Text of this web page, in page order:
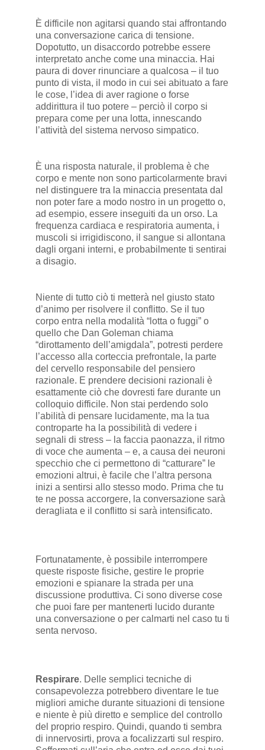
È difficile non agitarsi quando stai affrontando
una conversazione carica di tensione.
Dopotutto, un disaccordo potrebbe essere
interpretato anche come una minaccia. Hai
paura di dover rinunciare a qualcosa – il tuo
punto di vista, il modo in cui sei abituato a fare
le cose, l’idea di aver ragione o forse
addirittura il tuo potere – perciò il corpo si
prepara come per una lotta, innescando
l’attività del sistema nervoso simpatico.
È una risposta naturale, il problema è che
corpo e mente non sono particolarmente bravi
nel distinguere tra la minaccia presentata dal
non poter fare a modo nostro in un progetto o,
ad esempio, essere inseguiti da un orso. La
frequenza cardiaca e respiratoria aumenta, i
muscoli si irrigidiscono, il sangue si allontana
dagli organi interni, e probabilmente ti sentirai
a disagio.
Niente di tutto ciò ti metterà nel giusto stato
d’animo per risolvere il conflitto. Se il tuo
corpo entra nella modalità “lotta o fuggi” o
quello che Dan Goleman chiama
“dirottamento dell’amigdala”, potresti perdere
l’accesso alla corteccia prefrontale, la parte
del cervello responsabile del pensiero
razionale. E prendere decisioni razionali è
esattamente ciò che dovresti fare durante un
colloquio difficile. Non stai perdendo solo
l’abilità di pensare lucidamente, ma la tua
controparte ha la possibilità di vedere i
segnali di stress – la faccia paonazza, il ritmo
di voce che aumenta – e, a causa dei neuroni
specchio che ci permettono di “catturare” le
emozioni altrui, è facile che l’altra persona
inizi a sentirsi allo stesso modo. Prima che tu
te ne possa accorgere, la conversazione sarà
deragliata e il conflitto si sarà intensificato.
Fortunatamente, è possibile interrompere
queste risposte fisiche, gestire le proprie
emozioni e spianare la strada per una
discussione produttiva. Ci sono diverse cose
che puoi fare per mantenerti lucido durante
una conversazione o per calmarti nel caso tu ti
senta nervoso.
Respirare. Delle semplici tecniche di
consapevolezza potrebbero diventare le tue
migliori amiche durante situazioni di tensione
e niente è più diretto e semplice del controllo
del proprio respiro. Quindi, quando ti sembra
di innervosirti, prova a focalizzarti sul respiro.